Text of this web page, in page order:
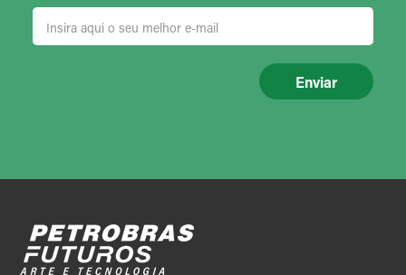
Enviar